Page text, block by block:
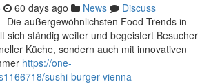
60 days ago News
Discuss
Die außergewöhnlichsten Food-Trends in
sich ständig weiter und begeistert Besucher
Küche, sondern auch mit innovativen
https://one-
sushi-burger-vienna